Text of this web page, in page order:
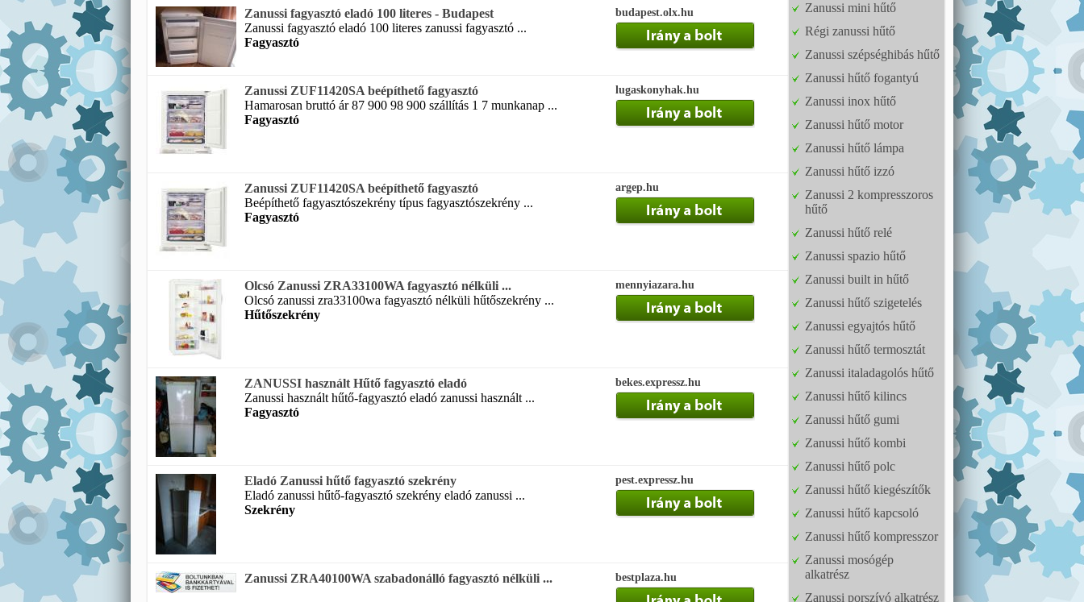
Zanussi fagyasztó eladó 100 literes - Budapest
Zanussi fagyasztó eladó 100 literes zanussi fagyasztó ...
Fagyasztó
budapest.olx.hu
Zanussi ZUF11420SA beépíthető fagyasztó
Hamarosan bruttó ár 87 900 98 900 szállítás 1 7 munkanap ...
Fagyasztó
lugaskonyhak.hu
Zanussi ZUF11420SA beépíthető fagyasztó
Beépíthető fagyasztószekrény típus fagyasztószekrény ...
Fagyasztó
argep.hu
Olcsó Zanussi ZRA33100WA fagyasztó nélküli ...
Olcsó zanussi zra33100wa fagyasztó nélküli hűtőszekrény ...
Hűtőszekrény
mennyiazara.hu
ZANUSSI használt Hűtő fagyasztó eladó
Zanussi használt hűtő-fagyasztó eladó zanussi használt ...
Fagyasztó
bekes.expressz.hu
Eladó Zanussi hűtő fagyasztó szekrény
Eladó zanussi hűtő-fagyasztó szekrény eladó zanussi ...
Szekrény
pest.expressz.hu
Zanussi ZRA40100WA szabadonálló fagyasztó nélküli ... bestplaza.hu
Zanussi mini hűtő
Régi zanussi hűtő
Zanussi szépséghibás hűtő
Zanussi hűtő fogantyú
Zanussi inox hűtő
Zanussi hűtő motor
Zanussi hűtő lámpa
Zanussi hűtő izzó
Zanussi 2 kompresszoros
hűtő
Zanussi hűtő relé
Zanussi spazio hűtő
Zanussi built in hűtő
Zanussi hűtő szigetelés
Zanussi egyajtós hűtő
Zanussi hűtő termosztát
Zanussi italadagolós hűtő
Zanussi hűtő kilincs
Zanussi hűtő gumi
Zanussi hűtő kombi
Zanussi hűtő polc
Zanussi hűtő kiegészítők
Zanussi hűtő kapcsoló
Zanussi hűtő kompresszor
Zanussi mosógép
alkatrész
Zanussi porszívó alkatrész